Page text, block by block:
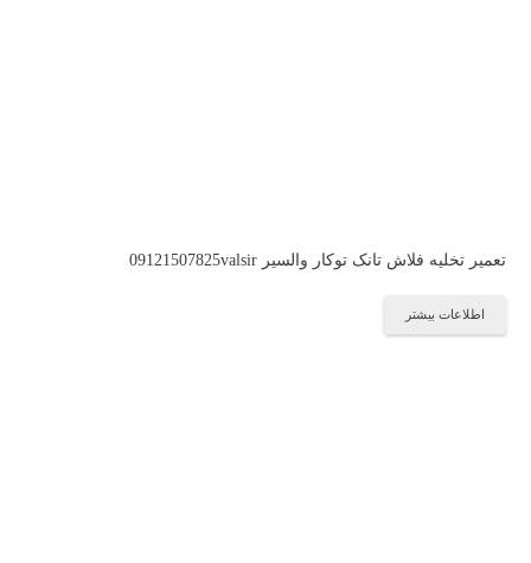
تعمیر تخلیه فلاش تانک توکار والسیر 09121507825valsir
اطلاعات بیشتر